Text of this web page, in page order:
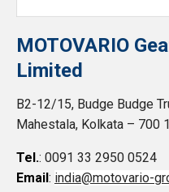
MOTOVARIO
Limited
B2-12/15, Budge Budge
Mahestala, Kolkata – 700
Tel.: 0091 33 2950 0524
Email : india@motovario-